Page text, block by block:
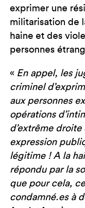
exprimer une
militarisation de
haine et des
personnes
« En appel, les
criminel
aux personnes
opérations
d’extrême
expression
légitime ! A la
répondu par la
que pour cela,
condamné.es à